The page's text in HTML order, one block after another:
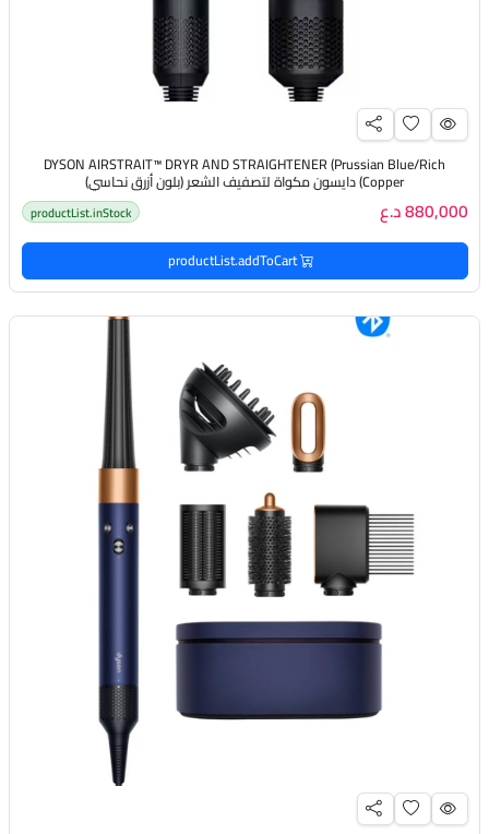
DYSON AIRSTRAIT™️ DRYR AND STRAIGHTENER (Prussian Blue/Rich
Copper) دايسون مكواة لتصفيف الشعر (بلون أزرق نحاسي)
880,000 د.ع productList.inStock
productList.addToCart